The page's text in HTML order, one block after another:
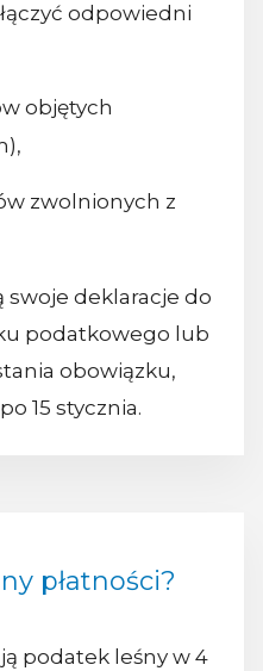
odpowiedni
objętych
zwolnionych z
swoje deklaracje do
podatkowego lub
obowiązku,
15 stycznia.
płatności?
podatek leśny w 4